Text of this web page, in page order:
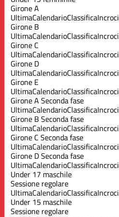
Girone A
UltimaCalendarioClassificaIncroci
Girone B
UltimaCalendarioClassificaIncroci
Girone C
UltimaCalendarioClassificaIncroci
Girone D
UltimaCalendarioClassificaIncroci
Girone E
UltimaCalendarioClassificaIncroci
Girone A Seconda fase
UltimaCalendarioClassificaIncroci
Girone B Seconda fase
UltimaCalendarioClassificaIncroci
Girone C Seconda fase
UltimaCalendarioClassificaIncroci
Girone D Seconda fase
UltimaCalendarioClassificaIncroci
Under 17 maschile
Sessione regolare
UltimaCalendarioClassificaIncroci
Under 15 maschile
Sessione regolare